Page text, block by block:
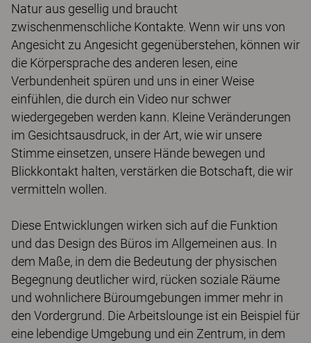
Natur aus gesellig und braucht
zwischenmenschliche Kontakte. Wenn wir uns von
Angesicht zu Angesicht gegenüberstehen, können wir
die Körpersprache des anderen lesen, eine
Verbundenheit spüren und uns in einer Weise
einfühlen, die durch ein Video nur schwer
wiedergegeben werden kann. Kleine Veränderungen
im Gesichtsausdruck, in der Art, wie wir unsere
Stimme einsetzen, unsere Hände bewegen und
Blickkontakt halten, verstärken die Botschaft, die wir
vermitteln wollen.
Diese Entwicklungen wirken sich auf die Funktion
und das Design des Büros im Allgemeinen aus. In
dem Maße, in dem die Bedeutung der physischen
Begegnung deutlicher wird, rücken soziale Räume
und wohnlichere Büroumgebungen immer mehr in
den Vordergrund. Die Arbeitslounge ist ein Beispiel für
eine lebendige Umgebung und ein Zentrum, in dem